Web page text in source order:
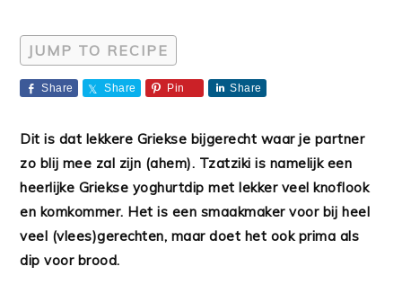
JUMP TO RECIPE
Share Share Pin Share
Dit is dat lekkere Griekse bijgerecht waar je partner
zo blij mee zal zijn (ahem). Tzatziki is namelijk een
heerlijke Griekse yoghurtdip met lekker veel knoflook
en komkommer. Het is een smaakmaker voor bij heel
veel (vlees)gerechten, maar doet het ook prima als
dip voor brood.